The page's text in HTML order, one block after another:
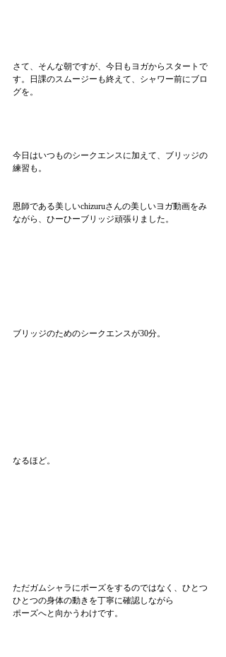
さて、そんな朝ですが、今日もヨガからスタートで
す。日課のスムージーも終えて、シャワー前にブロ
グを。
今日はいつものシークエンスに加えて、ブリッジの
練習も。
恩師である美しいchizuruさんの美しいヨガ動画をみ
ながら、ひーひーブリッジ頑張りました。
ブリッジのためのシークエンスが30分。
なるほど。
ただガムシャラにポーズをするのではなく、ひとつ
ひとつの身体の動きを丁寧に確認しながら
ポーズへと向かうわけです。